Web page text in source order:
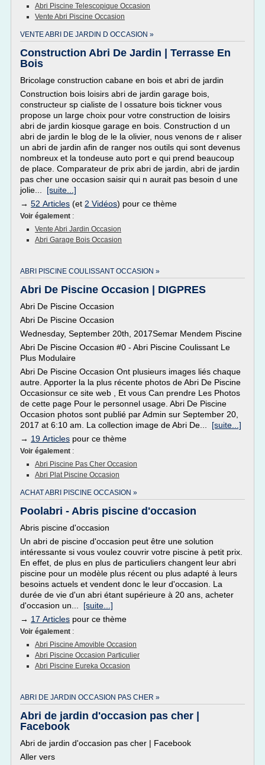
Abri Piscine Telescopique Occasion
Vente Abri Piscine Occasion
VENTE ABRI DE JARDIN D OCCASION »
Construction Abri De Jardin | Terrasse En
Bois
Bricolage construction cabane en bois et abri de jardin
Construction bois loisirs abri de jardin garage bois,
constructeur sp cialiste de l ossature bois tickner vous
propose un large choix pour votre construction de loisirs
abri de jardin kiosque garage en bois. Construction d un
abri de jardin le blog de le la olivier, nous venons de r aliser
un abri de jardin afin de ranger nos outils qui sont devenus
nombreux et la tondeuse auto port e qui prend beaucoup
de place. Comparateur de prix abri de jardin, abri de jardin
pas cher une occasion saisir qui n aurait pas besoin d une
jolie... [suite...]
→ 52 Articles (et 2 Vidéos) pour ce thème
Voir également :
Vente Abri Jardin Occasion
Abri Garage Bois Occasion
ABRI PISCINE COULISSANT OCCASION »
Abri De Piscine Occasion | DIGPRES
Abri De Piscine Occasion
Abri De Piscine Occasion
Wednesday, September 20th, 2017Semar Mendem Piscine
Abri De Piscine Occasion #0 - Abri Piscine Coulissant Le
Plus Modulaire
Abri De Piscine Occasion Ont plusieurs images liés chaque
autre. Apporter la la plus récente photos de Abri De Piscine
Occasionsur ce site web , Et vous Can prendre Les Photos
de cette page Pour le personnel usage. Abri De Piscine
Occasion photos sont publié par Admin sur September 20,
2017 at 6:10 am. La collection image de Abri De... [suite...]
→ 19 Articles pour ce thème
Voir également :
Abri Piscine Pas Cher Occasion
Abri Plat Piscine Occasion
ACHAT ABRI PISCINE OCCASION »
Poolabri - Abris piscine d'occasion
Abris piscine d'occasion
Un abri de piscine d'occasion peut être une solution
intéressante si vous voulez couvrir votre piscine à petit prix.
En effet, de plus en plus de particuliers changent leur abri
piscine pour un modèle plus récent ou plus adapté à leurs
besoins actuels et vendent donc le leur d'occasion. La
durée de vie d'un abri étant supérieure à 20 ans, acheter
d'occasion un... [suite...]
→ 17 Articles pour ce thème
Voir également :
Abri Piscine Amovible Occasion
Abri Piscine Occasion Particulier
Abri Piscine Eureka Occasion
ABRI DE JARDIN OCCASION PAS CHER »
Abri de jardin d'occasion pas cher |
Facebook
Abri de jardin d'occasion pas cher | Facebook
Aller vers